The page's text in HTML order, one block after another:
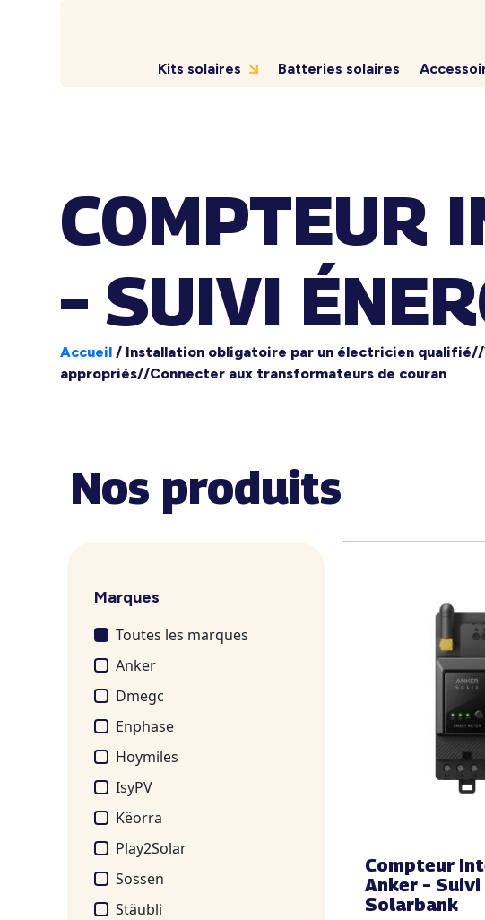
Kits solaires Batteries solaires
COMPTEUR
– SUIVI
Accueil / Installation obligatoire par un électricien
appropriés//Connecter aux transformateurs de couran
Nos produits
Marques
Toutes les marques
Anker
Dmegc
Enphase
Hoymiles
IsyPV
Këorra
Play2Solar
Sossen
Stäubli
Compteur
Anker –
Solarbank